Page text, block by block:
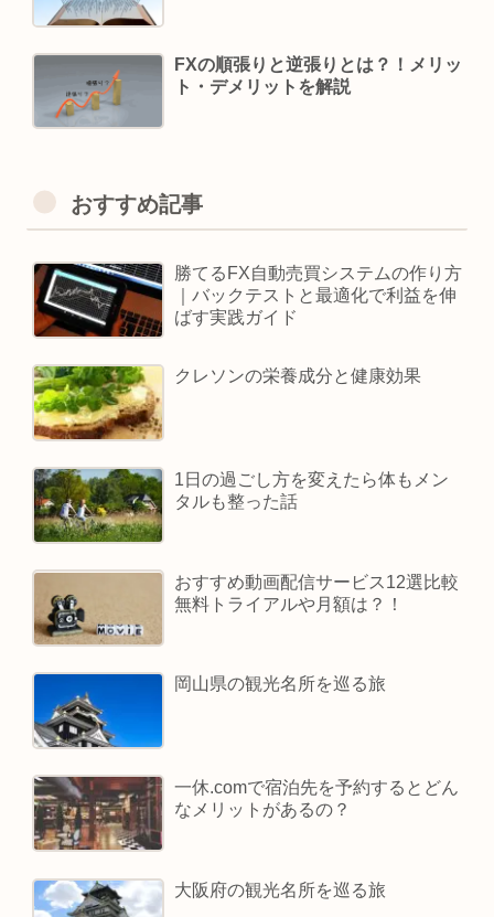
FXの順張りと逆張りとは？！メリッ
ト・デメリットを解説
おすすめ記事
勝てるFX自動売買システムの作り方
｜バックテストと最適化で利益を伸
ばす実践ガイド
クレソンの栄養成分と健康効果
1日の過ごし方を変えたら体もメン
タルも整った話
おすすめ動画配信サービス12選比較
無料トライアルや月額は？！
岡山県の観光名所を巡る旅
一休.comで宿泊先を予約するとどん
なメリットがあるの？
大阪府の観光名所を巡る旅